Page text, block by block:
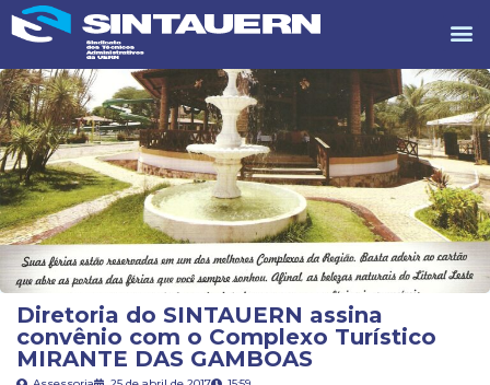
Diretoria do SINTAUERN assina
convênio com o Complexo Turístico
MIRANTE DAS GAMBOAS